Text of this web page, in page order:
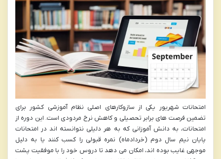
امتحانات شهریور یکی از سازوکارهای اصلی نظام آموزشی کشور برای
تضمین فرصت های برابر تحصیلی و کاهش نرخ مردودی است. این دوره از
امتحانات، به دانش آموزانی که به هر دلیلی نتوانسته اند در امتحانات
پایان نیم سال دوم (خردادماه) نمره قبولی را کسب کنند یا به دلیل
موجهی غایب بوده اند، امکان می دهد تا دروس خود را با موفقیت پشت